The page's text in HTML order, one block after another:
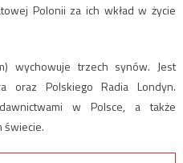
Polonii za ich wkład w życie
wychowuje trzech synów. Jest
oraz Polskiego Radia Londyn.
w Polsce, a także
świecie.